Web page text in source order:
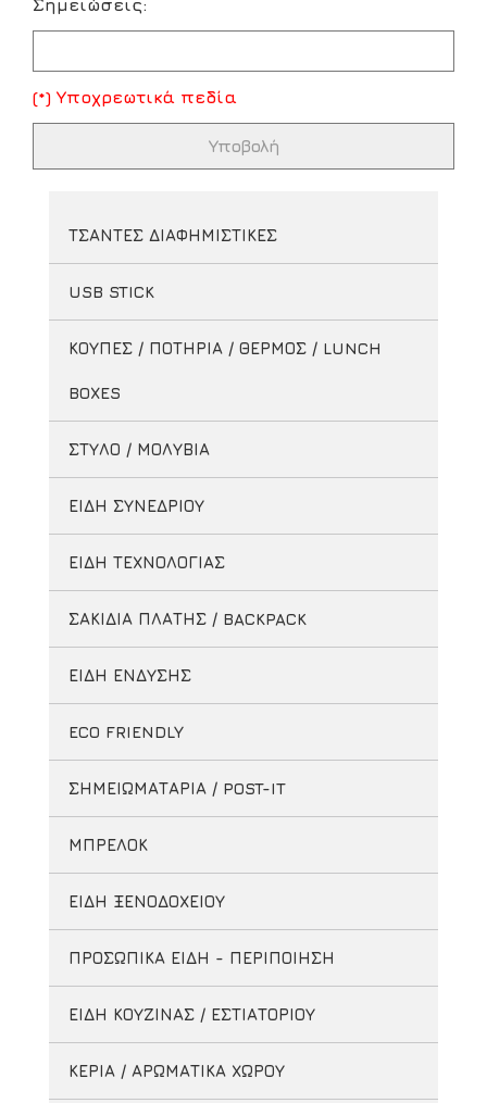
Σημειώσεις:
(*) Υποχρεωτικά πεδία
ΤΣΑΝΤΕΣ ΔΙΑΦΗΜΙΣΤΙΚΕΣ
USB STICK
ΚΟΥΠΕΣ / ΠΟΤΗΡΙΑ / ΘΕΡΜΟΣ / LUNCH
BOXES
ΣΤΥΛΟ / ΜΟΛΥΒΙΑ
ΕΙΔΗ ΣΥΝΕΔΡΙΟΥ
ΕΙΔΗ ΤΕΧΝΟΛΟΓΙΑΣ
ΣΑΚΙΔΙΑ ΠΛΑΤΗΣ / BACKPACK
ΕΙΔΗ ΕΝΔΥΣΗΣ
ECO FRIENDLY
ΣΗΜΕΙΩΜΑΤΑΡΙΑ / POST-IT
ΜΠΡΕΛΟΚ
ΕΙΔΗ ΞΕΝΟΔΟΧΕΙΟΥ
ΠΡΟΣΩΠΙΚΑ ΕΙΔΗ - ΠΕΡΙΠΟΙΗΣΗ
ΕΙΔΗ ΚΟΥΖΙΝΑΣ / ΕΣΤΙΑΤΟΡΙΟΥ
ΚΕΡΙΑ / ΑΡΩΜΑΤΙΚΑ ΧΩΡΟΥ